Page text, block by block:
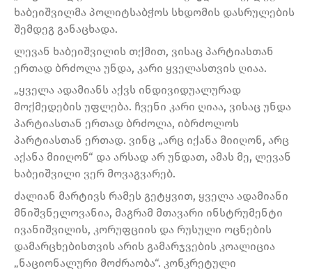
ხაბეიშვილმა პოლიტსაბჭოს სხდომის დასრულების
შემდეგ განაცხადა.
ლევან ხაბეიშვილის თქმით, ვისაც პარტიასთან
ერთად ბრძოლა უნდა, კარი ყველასთვის ღიაა.
„ყველა ადამიანს აქვს ინდივიდუალურად
მოქმედების უფლება. ჩვენი კარი ღიაა, ვისაც უნდა
პარტიასთან ერთად ბრძოლა, იბრძოლოს
პარტიასთან ერთად. ვინც „არც იქანა მიიღონ, არც
აქანა მიიღონ“ და არსად არ უნდათ, ამას მე, ლევან
ხაბეიშვილი ვერ მოვაგვარებ.
ძალიან მარტივს რამეს გეტყვით, ყველა ადამიანი
მნიშვნელოვანია, მაგრამ მთავარი ინსტრუმენტი
ივანიშვილის, კორუფციის და რუსული ოცნების
დამარცხებისთვის არის გამარჯვების კოალიცია
„ნაციონალური მოძრაობა“. კონკრეტული